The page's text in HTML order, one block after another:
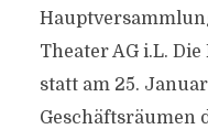
Theater AG i.L.
statt am 25.
Geschäftsräumen